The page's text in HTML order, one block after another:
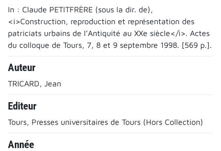
In : Claude PETITFRÈRE (sous la dir. de),
<i>Construction, reproduction et représentation des
patriciats urbains de l’Antiquité au XXe siècle</i>. Actes
du colloque de Tours, 7, 8 et 9 septembre 1998. [569 p.].
Auteur
TRICARD, Jean
Editeur
Tours, Presses universitaires de Tours (Hors Collection)
Année